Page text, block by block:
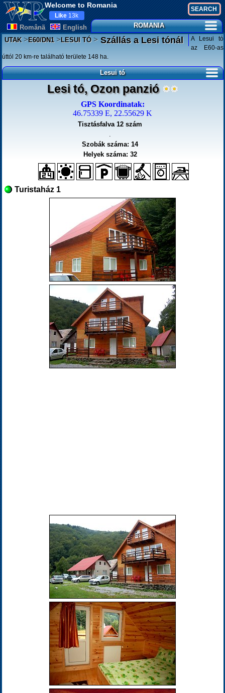
Welcome to Romania
Românã English
Like 13k
ROMANIA
UTAK>E60/DN1>LESUI TÓ>Szállás a Lesi tónál
A Lesui tó
az E60-as
úttól 20 km-re található területe 148 ha.
Lesui tó
Lesi tó, Ozon panzió
GPS Koordinatak:
46.75339 E, 22.55629 K
Tisztásfalva 12 szám
.
Szobák száma: 14
Helyek száma: 32
Turistaház 1